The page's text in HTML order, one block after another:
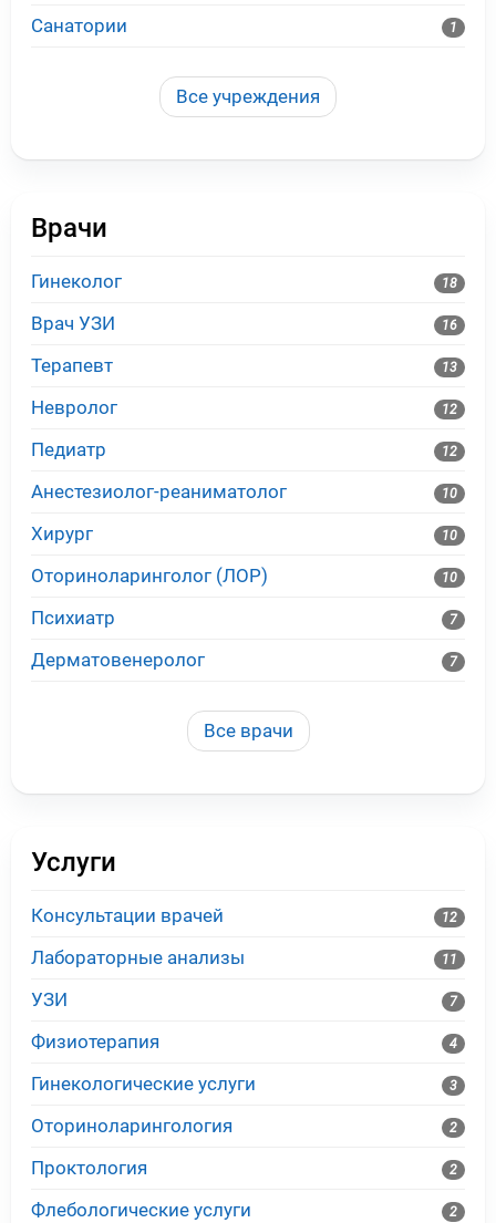
Санатории 1
Все учреждения
Врачи
Гинеколог 18
Врач УЗИ 16
Терапевт 13
Невролог 12
Педиатр 12
Анестезиолог-реаниматолог 10
Хирург 10
Оториноларинголог (ЛОР) 10
Психиатр 7
Дерматовенеролог 7
Все врачи
Услуги
Консультации врачей 12
Лабораторные анализы 11
УЗИ 7
Физиотерапия 4
Гинекологические услуги 3
Оториноларингология 2
Проктология 2
Флебологические услуги 2